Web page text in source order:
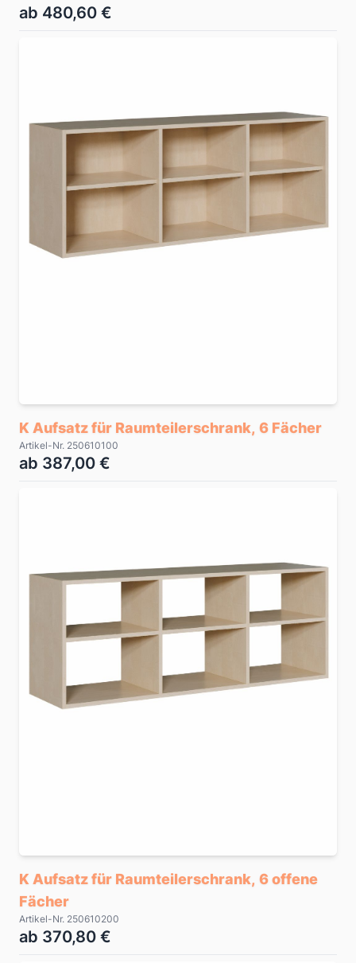
ab 480,60 €
K Aufsatz für Raumteilerschrank, 6 Fächer
Artikel-Nr. 250610100
ab 387,00 €
K Aufsatz für Raumteilerschrank, 6 offene
Fächer
Artikel-Nr. 250610200
ab 370,80 €